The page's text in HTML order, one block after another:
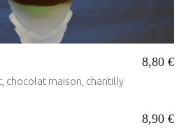
8,80 €
chocolat maison, chantilly
8,90 €